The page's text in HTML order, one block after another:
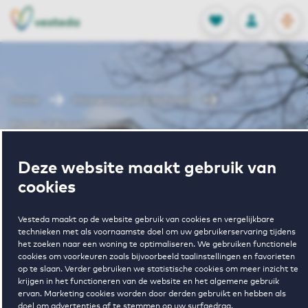
Deze website maakt gebruik van
cookies
Vesteda maakt op de website gebruik van cookies en vergelijkbare
technieken met als voornaamste doel om uw gebruikerservaring tijdens
het zoeken naar een woning te optimaliseren. We gebruiken functionele
cookies om voorkeuren zoals bijvoorbeeld taalinstellingen en favorieten
op te slaan. Verder gebruiken we statistische cookies om meer inzicht te
krijgen in het functioneren van de website en het algemene gebruik
ervan. Marketing cookies worden door derden gebruikt en hebben als
FAVORIETEN
Opgeslagen
INLOGGEN
NL
EN
Picushof Appartementen
Wonen in
Picushof
Appartementen